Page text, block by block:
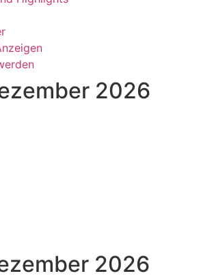
2026
2026